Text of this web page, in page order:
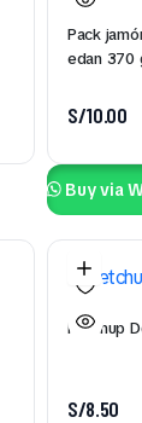
Pack
edan 370
S/10.00
Buy via
Ketchup
S/8.50